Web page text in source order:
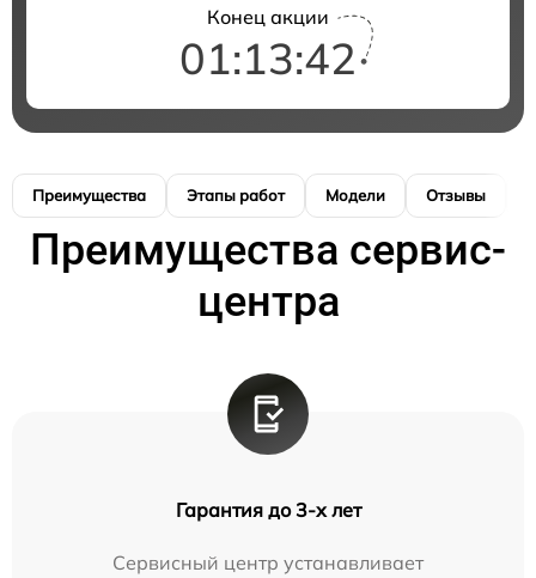
Конец акции
01:13:42
Преимущества Этапы работ Модели Отзывы
Преимущества сервис-
центра
Гарантия до 3-х лет
Сервисный центр устанавливает